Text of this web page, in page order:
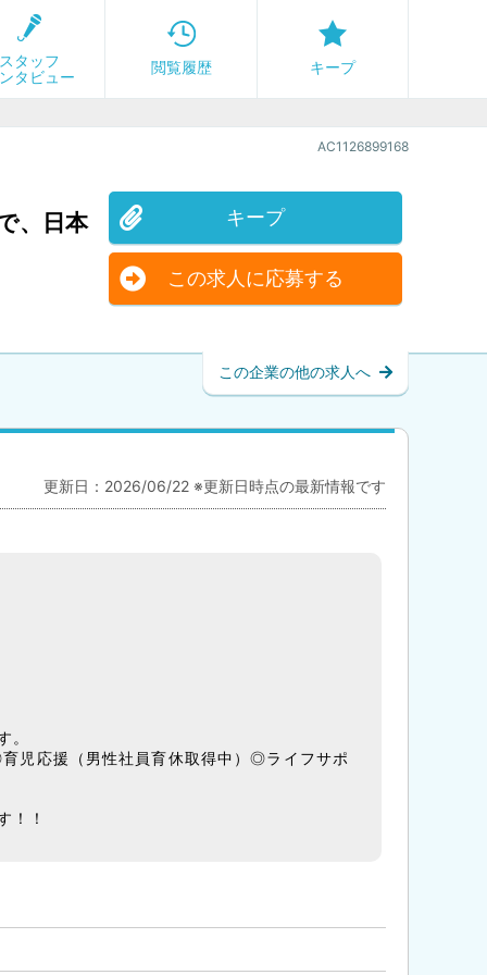
スタッフ
タビュー
閲覧履歴 キープ
AC1126899168
、日本
キープ
この求人に応募する
この企業の他の求人へ
更新日：2026/06/22 ※更新日時点の最新情報です
。
応援（男性社員育休取得中）◎ライフサポ
！！